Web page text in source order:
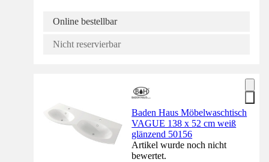
Online bestellbar
Nicht reservierbar
Baden Haus Möbelwaschtisch
VAGUE 138 x 52 cm weiß
glänzend 50156
Artikel wurde noch nicht
bewertet.